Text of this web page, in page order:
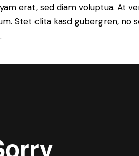
erat, sed diam voluptua. At
Stet clita kasd gubergren, no